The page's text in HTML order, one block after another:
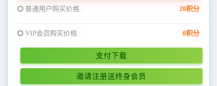
普通用户购买价格 : 20积分
VIP会员购买价格 : 0积分
支付下载
邀请注册送终身会员